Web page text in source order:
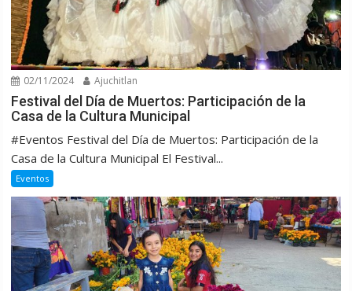
02/11/2024 Ajuchitlan
Festival del Día de Muertos: Participación de la
Casa de la Cultura Municipal
#Eventos Festival del Día de Muertos: Participación de la
Casa de la Cultura Municipal El Festival...
Eventos